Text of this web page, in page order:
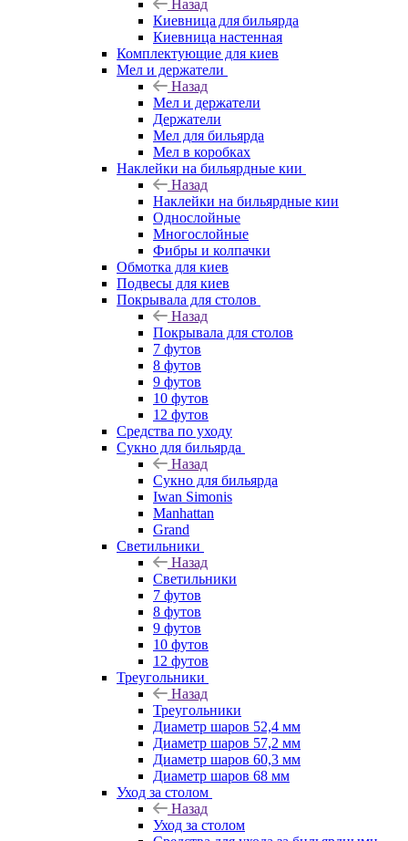
Назад
Киевница для бильярда
Киевница настенная
Комплектующие для киев
Мел и держатели
Назад
Мел и держатели
Держатели
Мел для бильярда
Мел в коробках
Наклейки на бильярдные кии
Назад
Наклейки на бильярдные кии
Однослойные
Многослойные
Фибры и колпачки
Обмотка для киев
Подвесы для киев
Покрывала для столов
Назад
Покрывала для столов
7 футов
8 футов
9 футов
10 футов
12 футов
Средства по уходу
Сукно для бильярда
Назад
Сукно для бильярда
Iwan Simonis
Manhattan
Grand
Светильники
Назад
Светильники
7 футов
8 футов
9 футов
10 футов
12 футов
Треугольники
Назад
Треугольники
Диаметр шаров 52,4 мм
Диаметр шаров 57,2 мм
Диаметр шаров 60,3 мм
Диаметр шаров 68 мм
Уход за столом
Назад
Уход за столом